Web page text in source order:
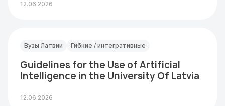
12.06.2026
Вузы Латвии Гибкие / интегративные
Guidelines for the Use of Artificial
Intelligence in the University Of Latvia
12.06.2026